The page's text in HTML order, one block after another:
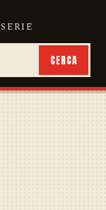
SERIE
CERCA